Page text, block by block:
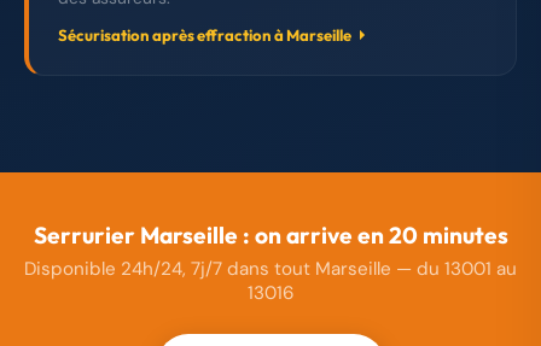
Sécurisation après effraction à Marseille
Serrurier Marseille : on arrive en 20 minutes
Disponible 24h/24, 7j/7 dans tout Marseille — du 13001 au
13016